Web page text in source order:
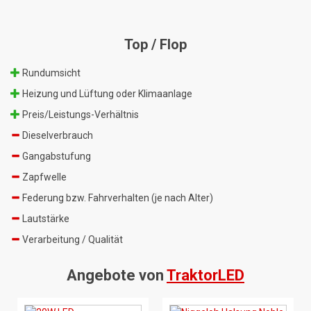
Top / Flop
Rundumsicht
Heizung und Lüftung oder Klimaanlage
Preis/Leistungs-Verhältnis
Dieselverbrauch
Gangabstufung
Zapfwelle
Federung bzw. Fahrverhalten (je nach Alter)
Lautstärke
Verarbeitung / Qualität
Angebote von TraktorLED